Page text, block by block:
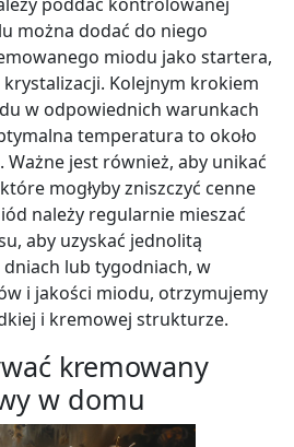
można dodać do niego
miodu jako startera,
Kolejnym krokiem
w odpowiednich warunkach
temperatura to około
Ważne jest również, aby unikać
mogłyby zniszczyć cenne
należy regularnie mieszać
aby uzyskać jednolitą
lub tygodniach, w
i jakości miodu, otrzymujemy
i kremowej strukturze.
kremowany
w domu